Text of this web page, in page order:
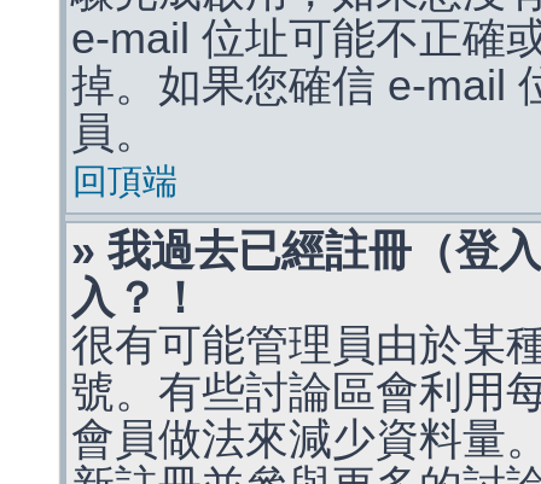
e-mail 位址可能不正確
掉。如果您確信 e-mail
員。
回頂端
» 我過去已經註冊（登
入？！
很有可能管理員由於某
號。有些討論區會利用
會員做法來減少資料量